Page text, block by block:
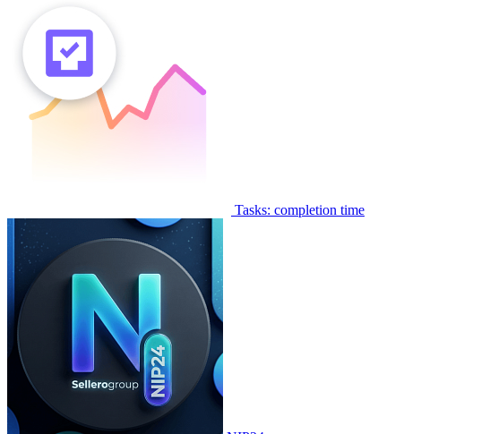
Tasks: completion time